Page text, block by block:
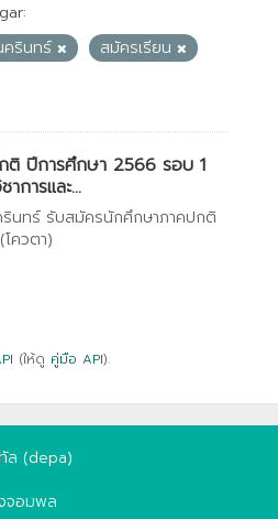
ครินทร์
สมัครเรียน
ติ ปีการศึกษา 2566 รอบ 1
การและ...
รินทร์ รับสมัครนักศึกษาภาคปกติ
ควตา)
(ให้ดู คู่มือ API).
ล (depa)
จอมพล